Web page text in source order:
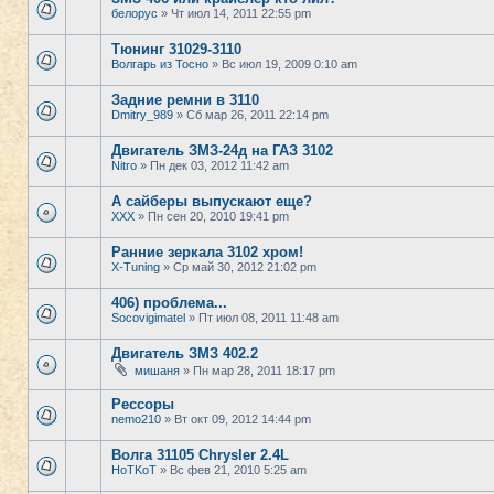
белорус » Чт июл 14, 2011 22:55 pm
Тюнинг 31029-3110
Волгарь из Тосно » Вс июл 19, 2009 0:10 am
Задние ремни в 3110
Dmitry_989 » Сб мар 26, 2011 22:14 pm
Двигатель ЗМЗ-24д на ГАЗ 3102
Nitro » Пн дек 03, 2012 11:42 am
А сайберы выпускают еще?
XXX » Пн сен 20, 2010 19:41 pm
Ранние зеркала 3102 хром!
X-Tuning » Ср май 30, 2012 21:02 pm
406) проблема...
Socovigimatel » Пт июл 08, 2011 11:48 am
Двигатель ЗМЗ 402.2
мишаня » Пн мар 28, 2011 18:17 pm
Рессоры
nemo210 » Вт окт 09, 2012 14:44 pm
Волга 31105 Chrysler 2.4L
HoTKoT » Вс фев 21, 2010 5:25 am